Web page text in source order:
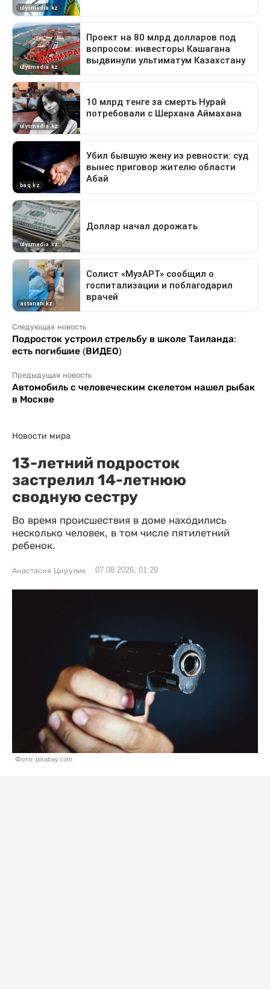
Следующая новость
Подросток устроил стрельбу в школе Таиланда:
есть погибшие (ВИДЕО)
Предыдущая новость
Автомобиль с человеческим скелетом нашел рыбак
в Москве
Новости мира
13-летний подросток
застрелил 14-летнюю
сводную сестру
Во время происшествия в доме находились
несколько человек, в том числе пятилетний
ребенок.
Анастасия Цирулик 07.08.2026, 01:29
Фото: pixabay.com